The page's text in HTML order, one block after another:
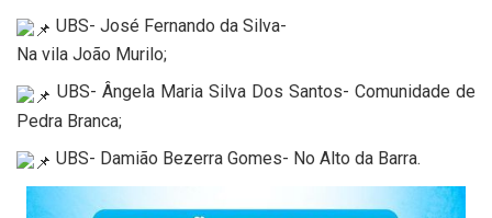
UBS- José Fernando da Silva-
Na vila João Murilo;
UBS- Ângela Maria Silva Dos Santos- Comunidade de
Pedra Branca;
UBS- Damião Bezerra Gomes- No Alto da Barra.